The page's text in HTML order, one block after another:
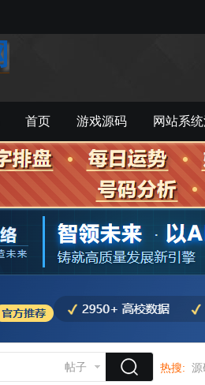
首页 游戏源码 网站系
主题模板
帖子 热搜: 源